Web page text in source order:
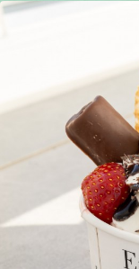
Bestellung
Eisautomat
Eiscatering
Kontakt